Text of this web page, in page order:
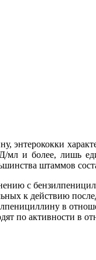
энтерококки
мл и более, лишь
штаммов
с
к действию
в
по активности в